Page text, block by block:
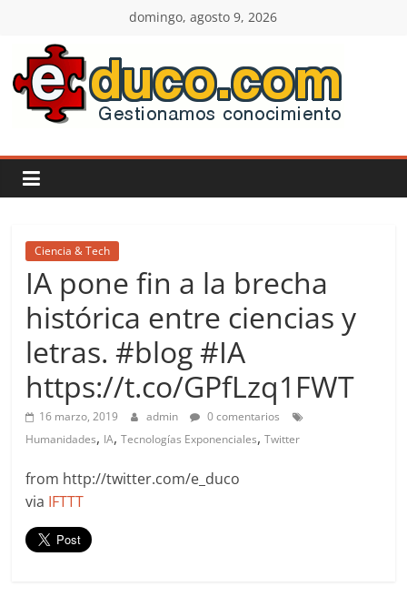
contenido
domingo, agosto 9, 2026
E-
duco:
Gestión
del
Conocimiento
Learn
more.
Do
more.
Be
Ciencia & Tech
IA pone fin a la brecha
histórica entre ciencias y
letras. #blog #IA
https://t.co/GPfLzq1FWT
16 marzo, 2019 admin
0 comentarios
Humanidades, IA,Tecnologías Exponenciales,Twitter
from http://twitter.com/e_duco
via IFTTT